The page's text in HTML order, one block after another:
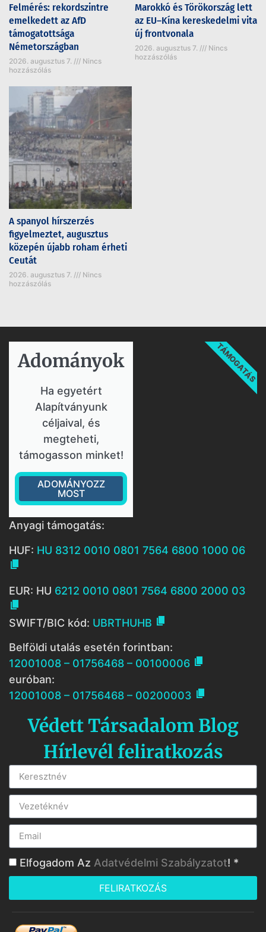
Felmérés: rekordszintre
emelkedett az AfD
támogatottsága
Németországban
2026. augusztus 7.
Nincs
hozzászólás
Marokkó és Törökország lett
az EU–Kína kereskedelmi vita
új frontvonala
2026. augusztus 7.
Nincs
hozzászólás
A spanyol hírszerzés
figyelmeztet, augusztus
közepén újabb roham érheti
Ceutát
2026. augusztus 7.
Nincs
hozzászólás
Adományok​
Ha egyetért
Alapítványunk
céljaival, és
megteheti,
támogasson minket!
ADOMÁNYOZZ
MOST
TÁMOGATÁS
Anyagi támogatás:
HUF: HU 8312 0010 0801 7564 6800 1000 06

EUR: HU 6212 0010 0801 7564 6800 2000 03

SWIFT/BIC kód: UBRTHUHB 
Belföldi utalás esetén forintban:
12001008 – 01756468 – 00100006 
euróban:
12001008 – 01756468 – 00200003 
Védett Társadalom Blog
Hírlevél feliratkozás
Elfogadom Az Adatvédelmi Szabályzatot! *
FELIRATKOZÁS